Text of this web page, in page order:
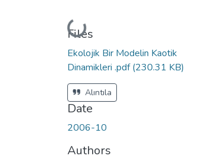
Loading...
Files
Ekolojik Bir Modelin Kaotik
Dinamikleri .pdf(230.31 KB)
Alıntıla
Date
2006-10
Authors